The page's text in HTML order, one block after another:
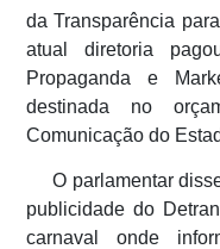
da Transparência
atual diretoria
Propaganda e
destinada no
Comunicação do
O parlamentar
publicidade do
carnaval onde